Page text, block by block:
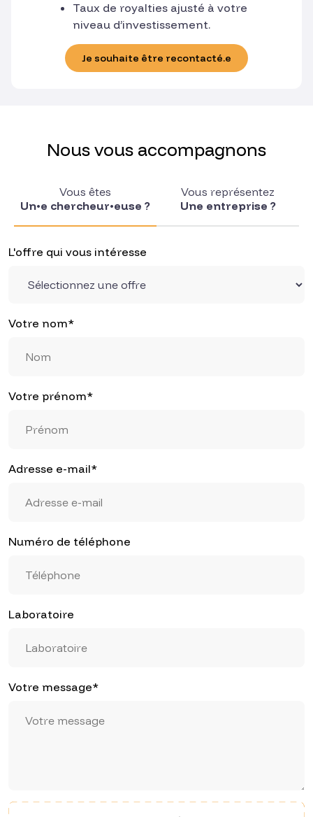
Taux de royalties ajusté à votre
niveau d’investissement.
Je souhaite être recontacté.e
Nous vous accompagnons
Un•e chercheur•euse ? Une entreprise ?
L'offre qui vous intéresse
Votre nom*
Votre prénom*
Adresse e-mail*
Numéro de téléphone
Laboratoire
Votre message*